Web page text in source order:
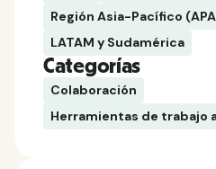
Región Asia-Pacífico
LATAM y Sudamérica
Categorías
Colaboración
Herramientas de trabajo